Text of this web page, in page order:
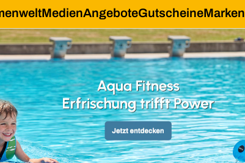
MedienAngeboteGutscheineMarken